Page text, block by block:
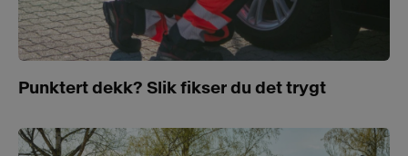
Punktert dekk? Slik fikser du det trygt